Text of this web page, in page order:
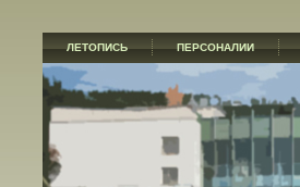
ЛЕТОПИСЬ ПЕРСОНАЛИИ